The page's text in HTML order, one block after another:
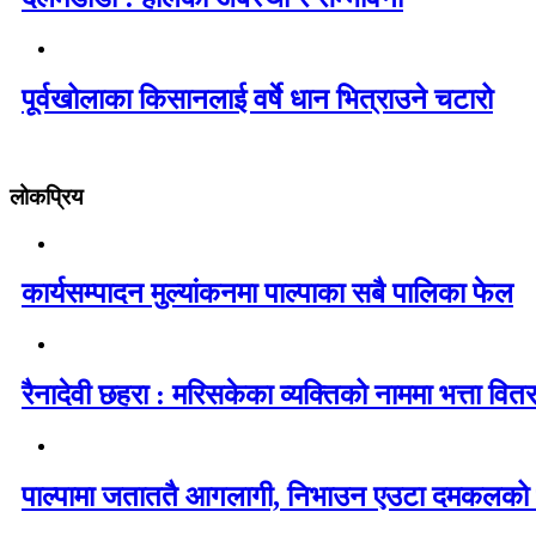
पूर्वखोलाका किसानलाई वर्षे धान भित्राउने चटारो
लोकप्रिय
कार्यसम्पादन मुल्यांकनमा पाल्पाका सबै पालिका फेल
रैनादेवी छहरा : मरिसकेका व्यक्तिको नाममा भत्ता
पाल्पामा जताततै आगलागी, निभाउन एउटा